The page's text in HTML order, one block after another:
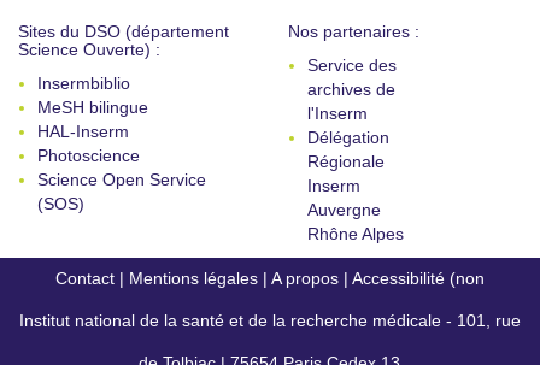
Sites du DSO (département
Science Ouverte) :
Insermbiblio
MeSH bilingue
HAL-Inserm
Photoscience
Science Open Service
(SOS)
Nos partenaires :
Service des
archives de
l'Inserm
Délégation
Régionale
Inserm
Auvergne
Rhône Alpes
Contact | Mentions légales | A propos | Accessibilité (non
conforme)
Institut national de la santé et de la recherche médicale - 101, rue